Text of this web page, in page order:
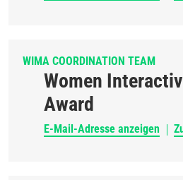
WIMA COORDINATION TEAM
Women
Award
E-Mail-Adresse anzeigen